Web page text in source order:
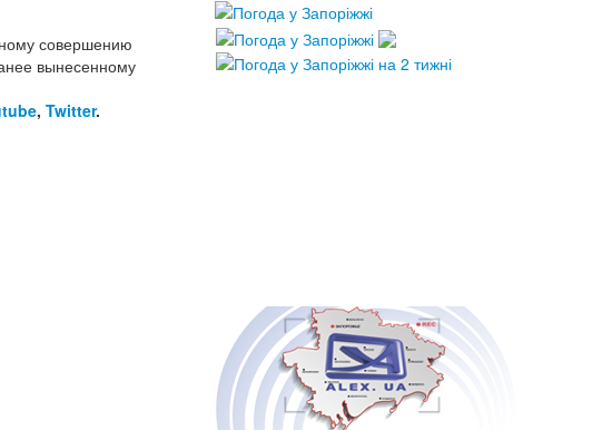
совершению
вынесенному
, Twitter.